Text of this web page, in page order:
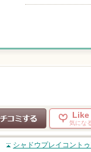
クチコミする
Like
気にな
シャドウプレイコント